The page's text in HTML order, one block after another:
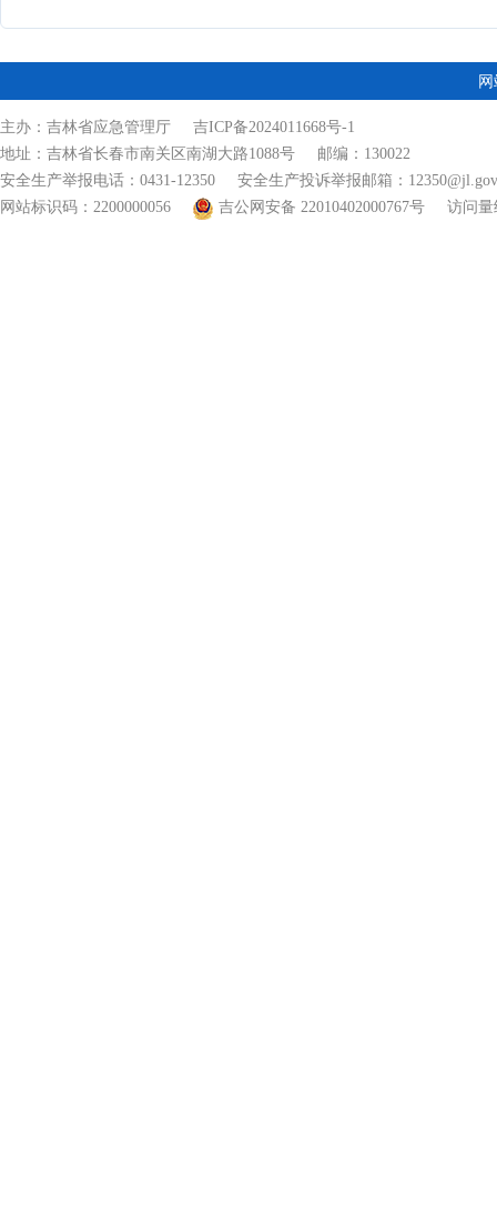
主办：吉林省应急管理厅 吉ICP备2024011668号-1
地址：吉林省长春市南关区南湖大路1088号 邮编：130022
安全生产举报电话：0431-12350 安全生产投诉举报邮箱：
网站标识码：2200000056
吉公网安备 22010402000767号 访问量